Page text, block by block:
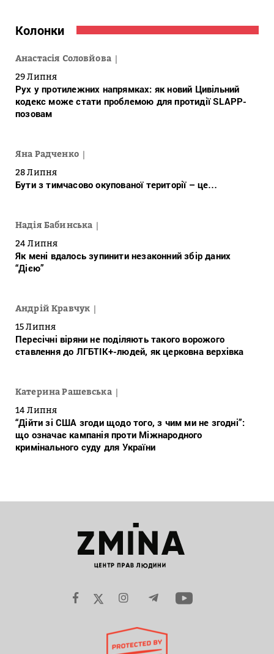
Колонки
Анастасія Соловйова
29 Липня
Рух у протилежних напрямках: як новий Цивільний
кодекс може стати проблемою для протидії SLAPP-
позовам
Яна Радченко
28 Липня
Бути з тимчасово окупованої території – це…
Надія Бабинська
24 Липня
Як мені вдалось зупинити незаконний збір даних
“Дією”
Андрій Кравчук
15 Липня
Пересічні віряни не поділяють такого ворожого
ставлення до ЛГБТІК+-людей, як церковна верхівка
Катерина Рашевська
14 Липня
“Дійти зі США згоди щодо того, з чим ми не згодні”:
що означає кампанія проти Міжнародного
кримінального суду для України